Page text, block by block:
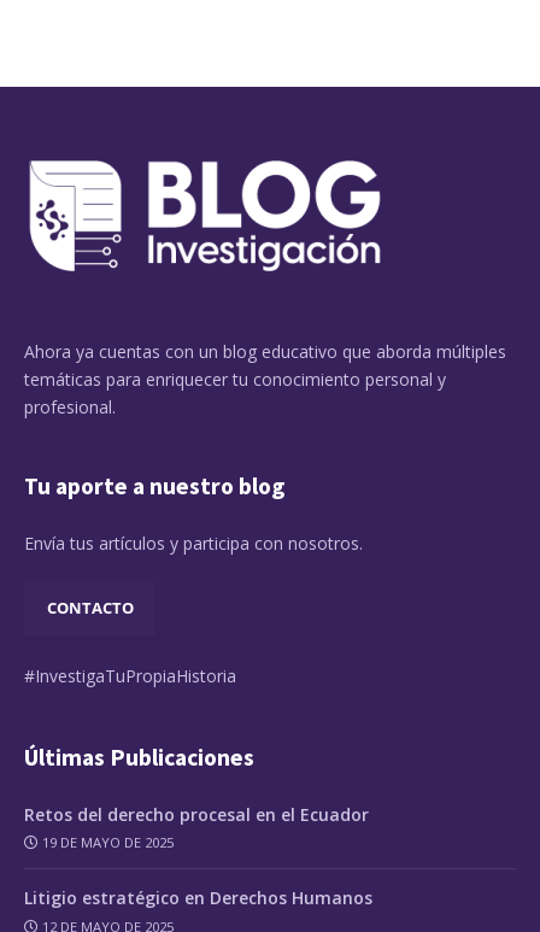
Ahora ya cuentas con un blog educativo que aborda múltiples
temáticas para enriquecer tu conocimiento personal y
profesional.
Tu aporte a nuestro blog
Envía tus artículos y participa con nosotros.
CONTACTO
#InvestigaTuPropiaHistoria
Últimas Publicaciones
Retos del derecho procesal en el Ecuador
19 DE MAYO DE 2025
Litigio estratégico en Derechos Humanos
12 DE MAYO DE 2025